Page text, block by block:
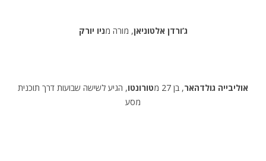
ג’ורדן אלטוניאן, מורה מניו יורק
אוליבייה גולדהאר, בן 27 מ טורונטו, הגיע לשישה שבועות דרך תוכנית
מסע